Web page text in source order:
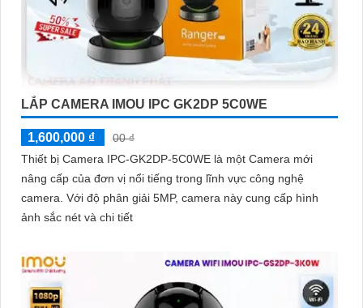
LẮP CAMERA IMOU IPC GK2DP 5C0WE
1,600,000 ₫
00 ₫
Thiết bị Camera IPC-GK2DP-5C0WE là một Camera mới
nâng cấp của đơn vị nổi tiếng trong lĩnh vực công nghệ
camera. Với độ phân giải 5MP, camera này cung cấp hình
ảnh sắc nét và chi tiết